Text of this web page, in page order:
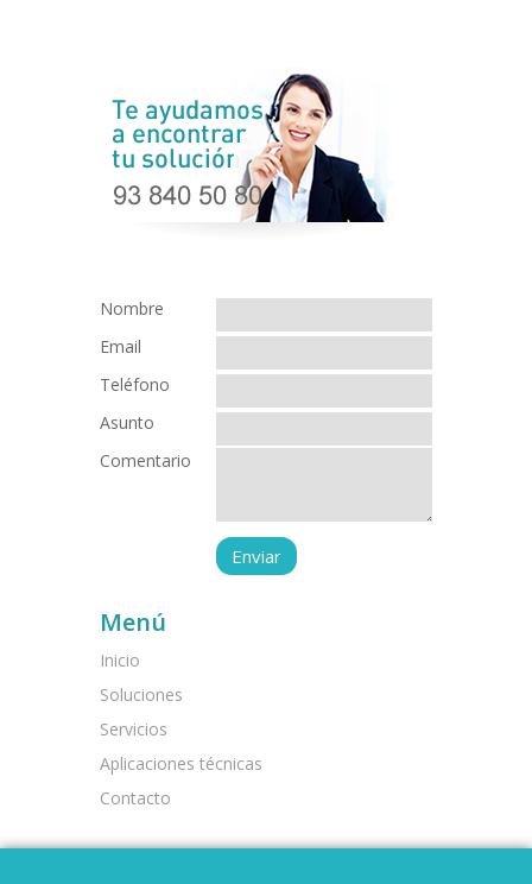
Nombre
Email
Teléfono
Asunto
Comentario
Menú
Inicio
Soluciones
Servicios
Aplicaciones técnicas
Contacto